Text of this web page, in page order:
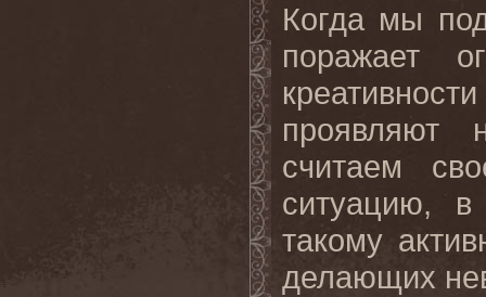
Когда мы
поражает
считаем
ситуацию,
такому
делающих